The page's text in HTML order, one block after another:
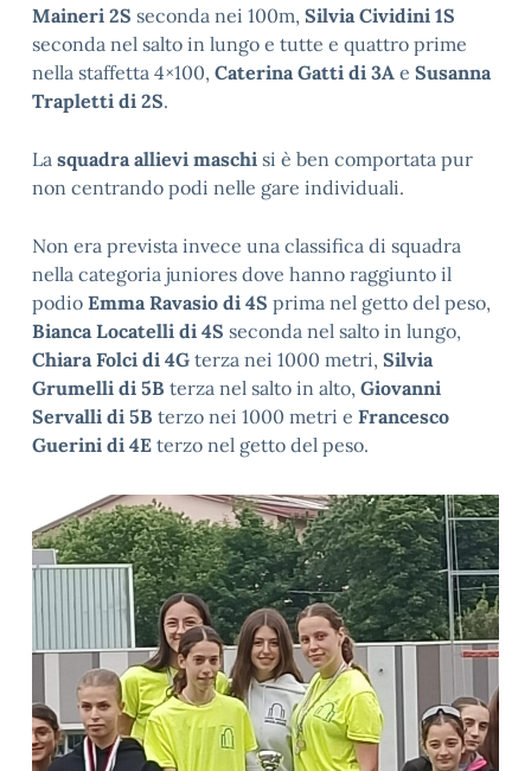
Maineri 2S seconda nei 100m, Silvia Cividini 1S
seconda nel salto in lungo e tutte e quattro prime
nella staffetta 4×100, Caterina Gatti di 3A e Susanna
Trapletti di 2S.
La squadra allievi maschi si è ben comportata pur
non centrando podi nelle gare individuali.
Non era prevista invece una classifica di squadra
nella categoria juniores dove hanno raggiunto il
podio Emma Ravasio di 4S prima nel getto del peso,
Bianca Locatelli di 4S seconda nel salto in lungo,
Chiara Folci di 4G terza nei 1000 metri, Silvia
Grumelli di 5B terza nel salto in alto, Giovanni
Servalli di 5B terzo nei 1000 metri e Francesco
Guerini di 4E terzo nel getto del peso.